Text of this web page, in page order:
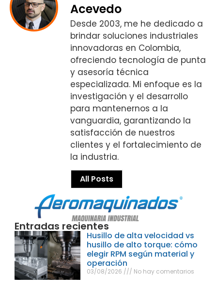
Acevedo
Desde 2003, me he dedicado a
brindar soluciones industriales
innovadoras en Colombia,
ofreciendo tecnología de punta
y asesoría técnica
especializada. Mi enfoque es la
investigación y el desarrollo
para mantenernos a la
vanguardia, garantizando la
satisfacción de nuestros
clientes y el fortalecimiento de
la industria.
All Posts
Entradas recientes
Husillo de alta velocidad vs
husillo de alto torque: cómo
elegir RPM según material y
operación
03/08/2026 No hay comentarios